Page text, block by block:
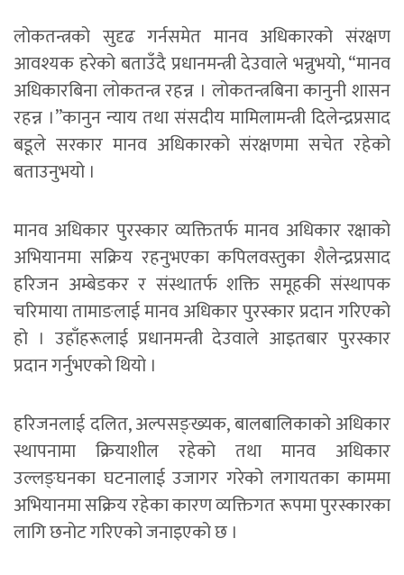
लोकतन्त्रको सुदृढ गर्नसमेत मानव अधिकारको संरक्षण
आवश्यक हरेको बताउँदै प्रधानमन्त्री देउवाले भन्नुभयो, “मानव
अधिकारबिना लोकतन्त्र रहन्न । लोकतन्त्रबिना कानुनी शासन
रहन्न ।”कानुन न्याय तथा संसदीय मामिलामन्त्री दिलेन्द्रप्रसाद
बडूले सरकार मानव अधिकारको संरक्षणमा सचेत रहेको
बताउनुभयो ।
मानव अधिकार पुरस्कार व्यक्तितर्फ मानव अधिकार रक्षाको
अभियानमा सक्रिय रहनुभएका कपिलवस्तुका शैलेन्द्रप्रसाद
हरिजन अम्बेडकर र संस्थातर्फ शक्ति समूहकी संस्थापक
चरिमाया तामाङलाई मानव अधिकार पुरस्कार प्रदान गरिएको
हो । उहाँहरूलाई प्रधानमन्त्री देउवाले आइतबार पुरस्कार
प्रदान गर्नुभएको थियो ।
हरिजनलाई दलित, अल्पसङ्ख्यक, बालबालिकाको अधिकार
स्थापनामा क्रियाशील रहेको तथा मानव अधिकार
उल्लङ्घनका घटनालाई उजागर गरेको लगायतका काममा
अभियानमा सक्रिय रहेका कारण व्यक्तिगत रूपमा पुरस्कारका
लागि छनोट गरिएको जनाइएको छ ।